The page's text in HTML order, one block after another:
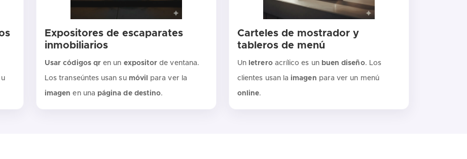
Expositores de escaparates
inmobiliarios
Usar códigos qr en un expositor de ventana.
Los transeúntes usan su móvil para ver la
imagen en una página de destino.
Carteles de mostrador y
tableros de menú
Un letreroacrílico es un buen diseño. Los
clientes usan la imagen para ver un menú
online.